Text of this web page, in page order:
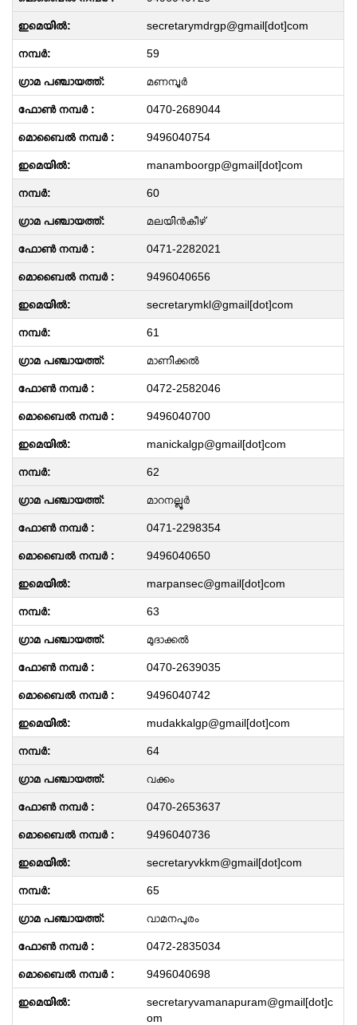
secretarymdrgp@gmail[dot]com
59
മണമ്പൂർ
0470-2689044
9496040754
manamboorgp@gmail[dot]com
60
മലയിൻകീഴ്
0471-2282021
9496040656
secretarymkl@gmail[dot]com
61
മാണിക്കൽ
0472-2582046
9496040700
manickalgp@gmail[dot]com
62
മാറനല്ലൂർ
0471-2298354
9496040650
marpansec@gmail[dot]com
63
മുദാക്കൽ
0470-2639035
9496040742
mudakkalgp@gmail[dot]com
64
വക്കം
0470-2653637
9496040736
secretaryvkkm@gmail[dot]com
65
വാമനപുരം
0472-2835034
9496040698
secretaryvamanapuram@gmail[dot]c
om